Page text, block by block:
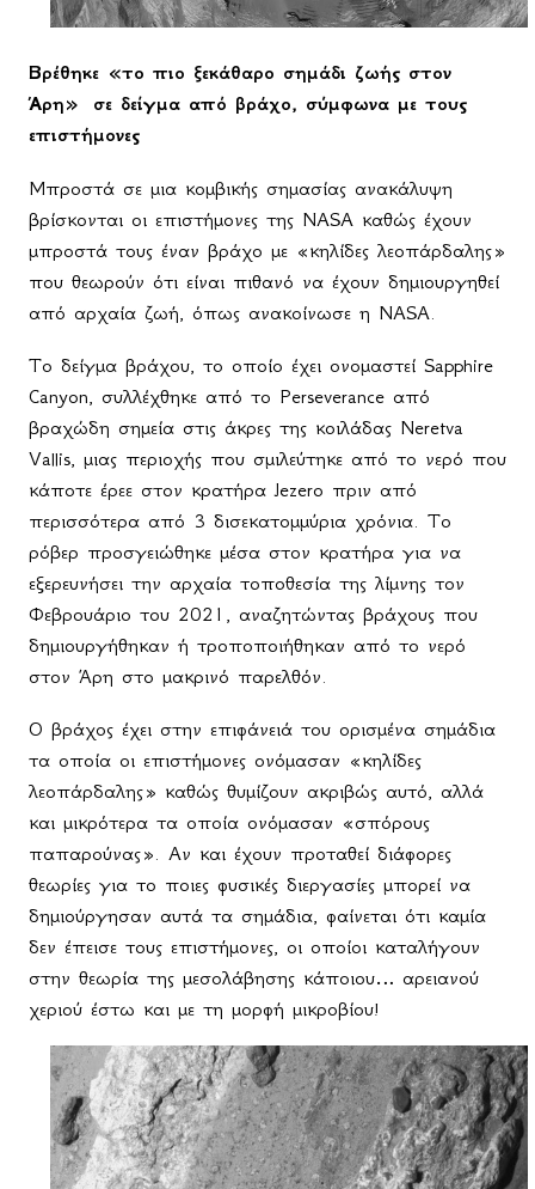
Βρέθηκε «το πιο ξεκάθαρο σημάδι ζωής στον
Άρη» σε δείγμα από βράχο, σύμφωνα με τους
επιστήμονες
Μπροστά σε μια κομβικής σημασίας ανακάλυψη
βρίσκονται οι επιστήμονες της NASA καθώς έχουν
μπροστά τους έναν βράχο με «κηλίδες λεοπάρδαλης»
που θεωρούν ότι είναι πιθανό να έχουν δημιουργηθεί
από αρχαία ζωή, όπως ανακοίνωσε η NASA.
Το δείγμα βράχου, το οποίο έχει ονομαστεί Sapphire
Canyon, συλλέχθηκε από το Perseverance από
βραχώδη σημεία στις άκρες της κοιλάδας Neretva
Vallis, μιας περιοχής που σμιλεύτηκε από το νερό που
κάποτε έρεε στον κρατήρα Jezero πριν από
περισσότερα από 3 δισεκατομμύρια χρόνια. Το
ρόβερ προσγειώθηκε μέσα στον κρατήρα για να
εξερευνήσει την αρχαία τοποθεσία της λίμνης τον
Φεβρουάριο του 2021, αναζητώντας βράχους που
δημιουργήθηκαν ή τροποποιήθηκαν από το νερό
στον Άρη στο μακρινό παρελθόν.
Ο βράχος έχει στην επιφάνειά του ορισμένα σημάδια
τα οποία οι επιστήμονες ονόμασαν «κηλίδες
λεοπάρδαλης» καθώς θυμίζουν ακριβώς αυτό, αλλά
και μικρότερα τα οποία ονόμασαν «σπόρους
παπαρούνας». Αν και έχουν προταθεί διάφορες
θεωρίες για το ποιες φυσικές διεργασίες μπορεί να
δημιούργησαν αυτά τα σημάδια, φαίνεται ότι καμία
δεν έπεισε τους επιστήμονες, οι οποίοι καταλήγουν
στην θεωρία της μεσολάβησης κάποιου… αρειανού
χεριού έστω και με τη μορφή μικροβίου!